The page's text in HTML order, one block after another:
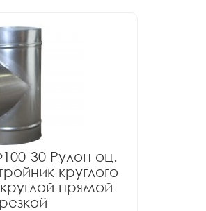
30 Рулон оц.
круглого
прямой